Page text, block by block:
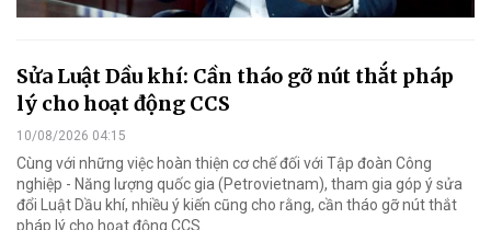
Sửa Luật Dầu khí: Cần tháo gỡ nút thắt pháp
lý cho hoạt động CCS
10/08/2026 04:15
Cùng với những việc hoàn thiện cơ chế đối với Tập đoàn Công
nghiệp - Năng lượng quốc gia (Petrovietnam), tham gia góp ý sửa
đổi Luật Dầu khí, nhiều ý kiến cũng cho rằng, cần tháo gỡ nút thắt
pháp lý cho hoạt động CCS.